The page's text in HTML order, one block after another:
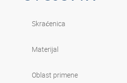
Skraćenica
Materijal
Oblast primene